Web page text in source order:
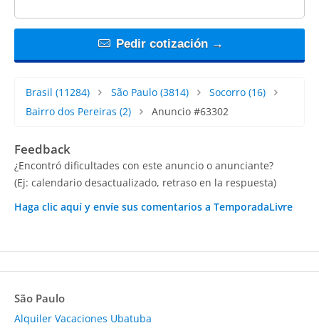
Pedir cotización →
Brasil (11284) São Paulo(3814) Socorro (16)
Bairro dos Pereiras (2) Anuncio #63302
Feedback
¿Encontró dificultades con este anuncio o anunciante?
(Ej: calendario desactualizado, retraso en la respuesta)
Haga clic aquí y envíe sus comentarios a TemporadaLivre
São Paulo
Alquiler Vacaciones Ubatuba